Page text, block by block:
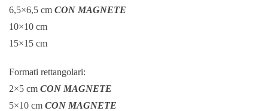
6,5×6,5 cm CON MAGNETE
10×10 cm
15×15 cm
Formati rettangolari:
2×5 cm CON MAGNETE
5×10 cm CON MAGNETE